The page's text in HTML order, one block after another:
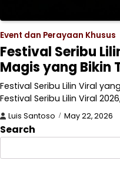
Event dan Perayaan Khusus
Festival Seribu
Magis yang Bikin
Festival Seribu Lilin Viral
Festival Seribu Lilin Viral
Luis Santoso May 22, 2026
Search